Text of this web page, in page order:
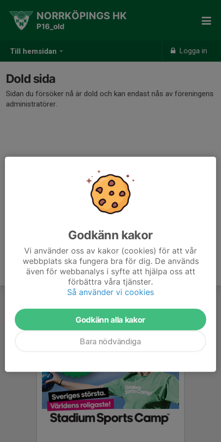
Till hemsidan Logga in
NORRKÖPINGS HK
P16_old
Dold sida
Sidan du försöker nå är dold och kan endast nås av föreningens
administratörer.
Godkänn kakor
Vi använder oss av kakor (cookies) för att vår
webbplats ska fungera bra för dig. De används
även för webbanalys i syfte att hjälpa oss att
förbättra våra tjänster.
Så använder vi cookies
Godkänn alla kakor
Bara nödvändiga